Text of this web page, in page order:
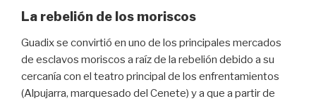
La rebelión de los moriscos
Guadix se convirtió en uno de los principales mercados
de esclavos moriscos a raíz de la rebelión debido a su
cercanía con el teatro principal de los enfrentamientos
(Alpujarra, marquesado del Cenete) y a que a partir de